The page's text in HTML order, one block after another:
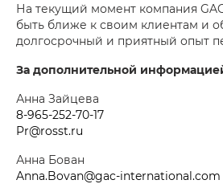
На текущий момент компания
быть ближе к своим клиентам и
долгосрочный и приятный опыт
За дополнительной
Анна Зайцева
8-965-252-70-17
Pr@rosst.ru
Анна Бован
Anna.Bovan@gac-international.com